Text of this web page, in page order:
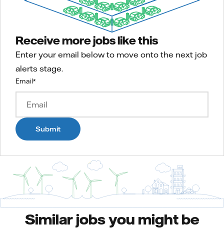
Receive more jobs like this
Enter your email below to move onto the next job
alerts stage.
Email*
Submit
Similar jobs you might be